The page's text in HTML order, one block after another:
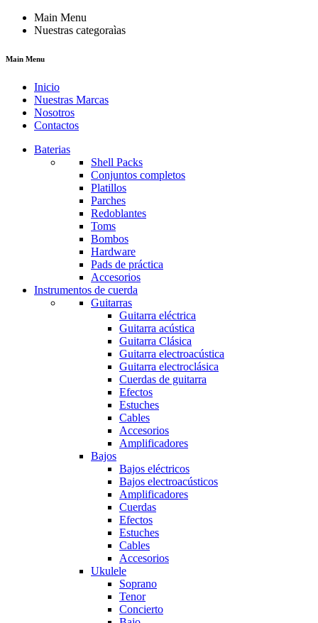
Main Menu
Nuestras categoraìas
Main Menu
Inicio
Nuestras Marcas
Nosotros
Contactos
Baterias
Shell Packs
Conjuntos completos
Platillos
Parches
Redoblantes
Toms
Bombos
Hardware
Pads de práctica
Accesorios
Instrumentos de cuerda
Guitarras
Guitarra eléctrica
Guitarra acústica
Guitarra Clásica
Guitarra electroacústica
Guitarra electroclásica
Cuerdas de guitarra
Efectos
Estuches
Cables
Accesorios
Amplificadores
Bajos
Bajos eléctricos
Bajos electroacústicos
Amplificadores
Cuerdas
Efectos
Estuches
Cables
Accesorios
Ukulele
Soprano
Tenor
Concierto